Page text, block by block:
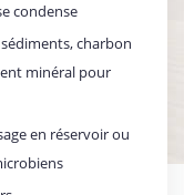
condense
sédiments, charbon
minéral pour
en réservoir ou